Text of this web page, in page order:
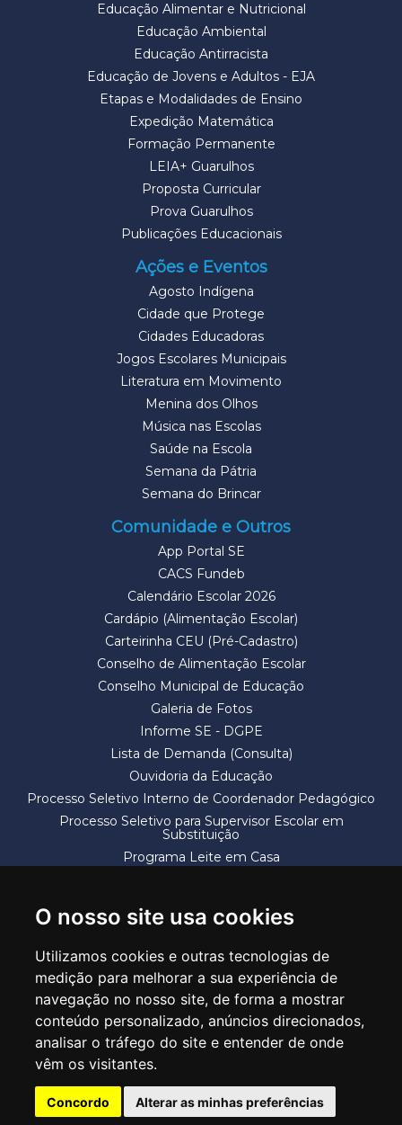
O nosso site usa cookies
Utilizamos cookies e outras tecnologias de
medição para melhorar a sua experiência de
navegação no nosso site, de forma a mostrar
conteúdo personalizado, anúncios direcionados,
analisar o tráfego do site e entender de onde
vêm os visitantes.
Concordo Alterar as minhas preferências
Educação Alimentar e Nutricional
Educação Ambiental
Educação Antirracista
Educação de Jovens e Adultos - EJA
Etapas e Modalidades de Ensino
Expedição Matemática
Formação Permanente
LEIA+ Guarulhos
Proposta Curricular
Prova Guarulhos
Publicações Educacionais
Ações e Eventos
Agosto Indígena
Cidade que Protege
Cidades Educadoras
Jogos Escolares Municipais
Literatura em Movimento
Menina dos Olhos
Música nas Escolas
Saúde na Escola
Semana da Pátria
Semana do Brincar
Comunidade e Outros
App Portal SE
CACS Fundeb
Calendário Escolar 2026
Cardápio (Alimentação Escolar)
Carteirinha CEU (Pré-Cadastro)
Conselho de Alimentação Escolar
Conselho Municipal de Educação
Galeria de Fotos
Informe SE - DGPE
Lista de Demanda (Consulta)
Ouvidoria da Educação
Processo Seletivo Interno de Coordenador Pedagógico
Processo Seletivo para Supervisor Escolar em
Substituição
Programa Leite em Casa
SECRETARIA DE EDUCAÇÃO
Rua Claudino Barbosa, 313 - Macedo - Guarulhos/SP CEP 07113-040
Central de Atendimento: *55 11 2475-7300